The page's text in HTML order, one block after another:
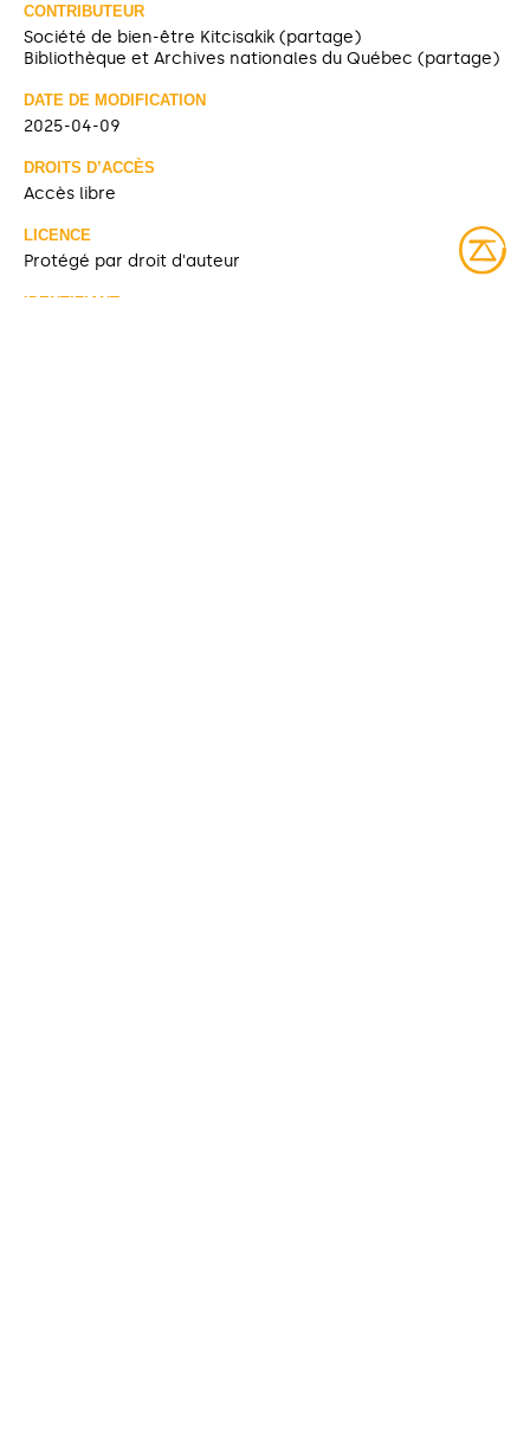
CONTRIBUTEUR
Société de bien-être Kitcisakik (partage)
Bibliothèque et Archives nationales du Québec (partage)
DATE DE MODIFICATION
2025-04-09
DROITS D’ACCÈS
Accès libre
LICENCE
Protégé par droit d'auteur
IDENTIFIANT